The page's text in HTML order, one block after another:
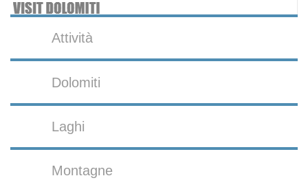
Attività
Dolomiti
Laghi
Montagne